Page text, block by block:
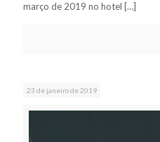
março de 2019 no hotel […]
23 de janeiro de 2019